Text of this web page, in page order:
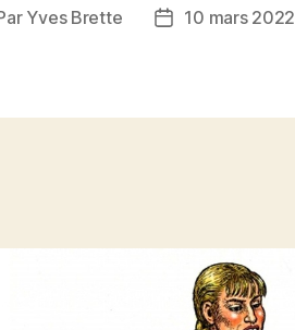
Yves Brette
Date10 mars 2022